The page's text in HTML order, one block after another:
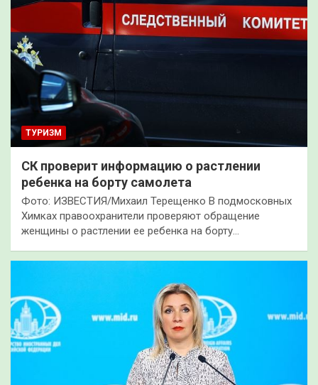
ТУРИЗМ
СК проверит информацию о растлении
ребенка на борту самолета
Фото: ИЗВЕСТИЯ/Михаил Терещенко В подмосковных
Химках правоохранители проверяют обращение
женщины о растлении ее ребенка на борту…